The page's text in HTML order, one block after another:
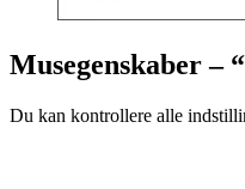
Musegenskaber –
Du kan kontrollere alle